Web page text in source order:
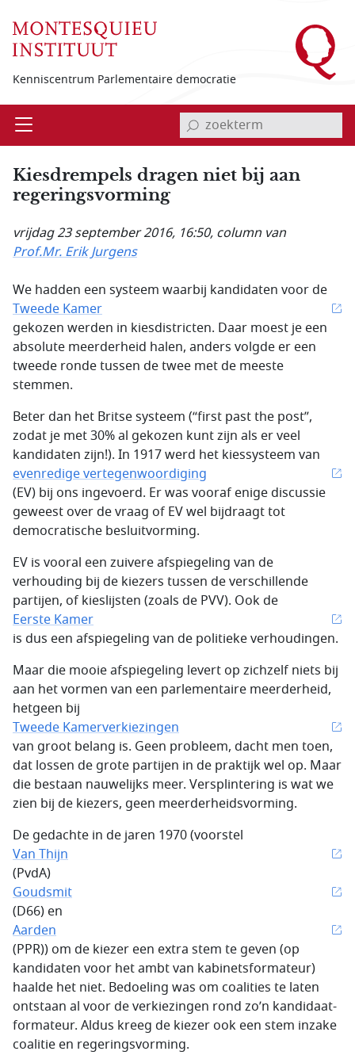
Kenniscentrum Parlementaire democratie
Open invoerveld zoekterm
Kiesdrempels dragen niet bij aan
regeringsvorming
vrijdag 23 september 2016, 16:50, column van
Prof.Mr. Erik Jurgens
We hadden een systeem waarbij kandidaten voor de
Tweede Kamer
gekozen werden in kiesdistricten. Daar moest je een
absolute meerderheid halen, anders volgde er een
tweede ronde tussen de twee met de meeste
stemmen.
Beter dan het Britse systeem (“first past the post”,
zodat je met 30% al gekozen kunt zijn als er veel
kandidaten zijn!). In 1917 werd het kiessysteem van
evenredige vertegenwoordiging
(EV) bij ons ingevoerd. Er was vooraf enige discussie
geweest over de vraag of EV wel bijdraagt tot
democratische besluitvorming.
EV is vooral een zuivere afspiegeling van de
verhouding bij de kiezers tussen de verschillende
partijen, of kieslijsten (zoals de PVV). Ook de
Eerste Kamer
is dus een afspiegeling van de politieke verhoudingen.
Maar die mooie afspiegeling levert op zichzelf niets bij
aan het vormen van een parlementaire meerderheid,
hetgeen bij
Tweede Kamerverkiezingen
van groot belang is. Geen probleem, dacht men toen,
dat lossen de grote partijen in de praktijk wel op. Maar
die bestaan nauwelijks meer. Versplintering is wat we
zien bij de kiezers, geen meerderheidsvorming.
De gedachte in de jaren 1970 (voorstel
Van Thijn
(PvdA)
Goudsmit
(D66) en
Aarden
(PPR)) om de kiezer een extra stem te geven (op
kandidaten voor het ambt van kabinetsformateur)
haalde het niet. Bedoeling was om coalities te laten
ontstaan al voor de verkiezingen rond zo’n kandidaat-
formateur. Aldus kreeg de kiezer ook een stem inzake
coalitie en regeringsvorming.